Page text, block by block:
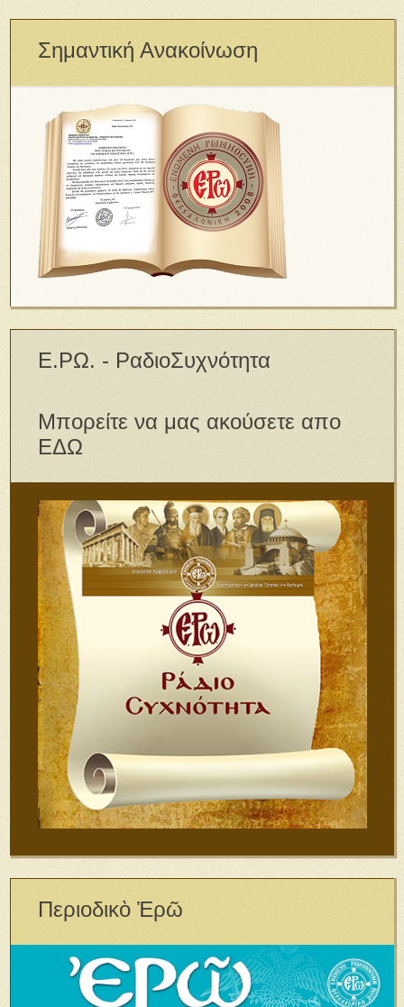
Σημαντική Ανακοίνωση
Ε.ΡΩ. - ΡαδιοΣυχνότητα
Μπορείτε να μας ακούσετε απο
ΕΔΩ
Περιοδικὸ Ἐρῶ